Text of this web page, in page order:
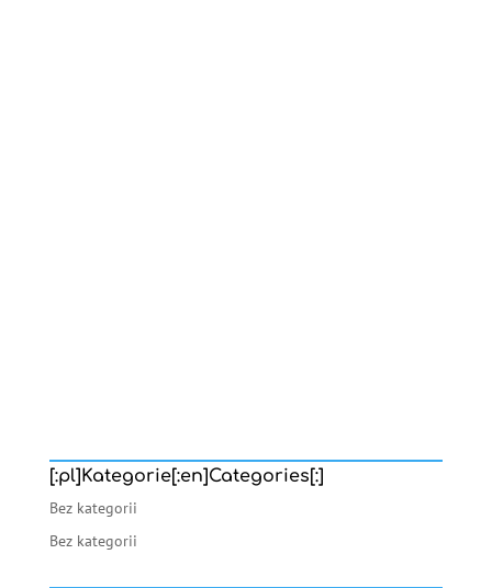
[:pl]Kategorie[:en]Categories[:]
Bez kategorii
Bez kategorii